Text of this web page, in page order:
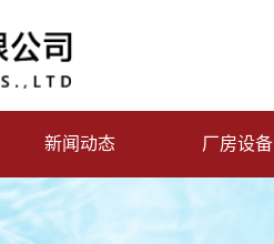
新闻动态 厂房设备